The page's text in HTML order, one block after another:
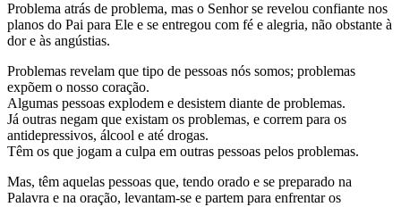
Problema atrás de problema, mas o Senhor se revelou confiante nos
planos do Pai para Ele e se entregou com fé e alegria, não obstante à
dor e às angústias.
Problemas revelam que tipo de pessoas nós somos; problemas
expõem o nosso coração.
Algumas pessoas explodem e desistem diante de problemas.
Já outras negam que existam os problemas, e correm para os
antidepressivos, álcool e até drogas.
Têm os que jogam a culpa em outras pessoas pelos problemas.
Mas, têm aquelas pessoas que, tendo orado e se preparado na
Palavra e na oração, levantam-se e partem para enfrentar os